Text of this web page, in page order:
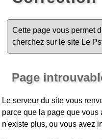
Cette page vous permet
cherchez sur le site Le
Page
Le serveur du site vous
parce que la page que
n'existe plus, ou vous avez